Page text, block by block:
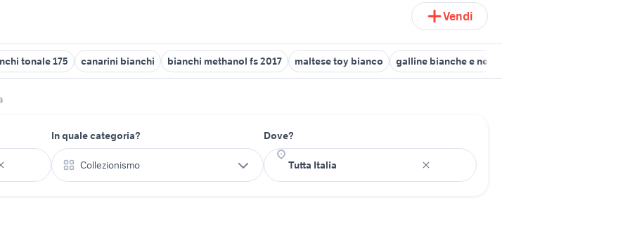
Vendi
tonale 175 canarini bianchi bianchi methanol fs 2017 maltese toy bianco galline bianche e nere
In quale categoria?
Collezionismo
Dove?